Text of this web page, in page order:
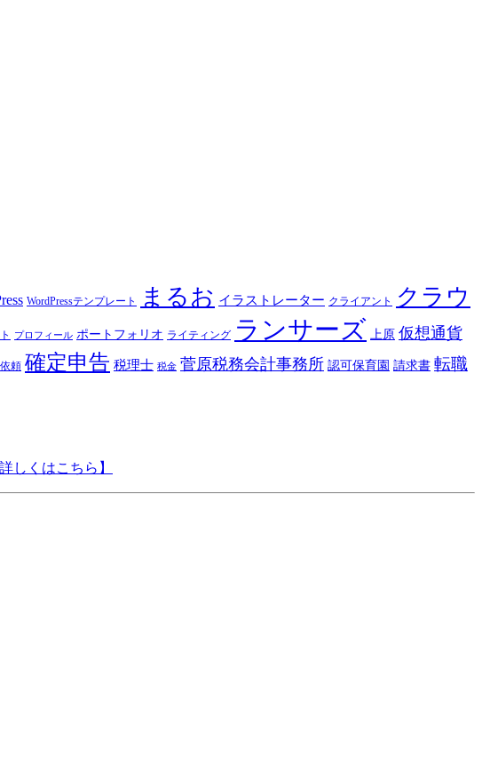
WordPressテンプレート まるお イラストレーター クライアント
クラウ
プロフィール ポートフォリオ ライティング ランサーズ 上原 仮想通貨
頼 確定申告 税理士 税金 菅原税務会計事務所 認可保育園 請求書 転職
しくはこちら】